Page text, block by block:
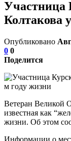
Участница
Колтакова
Опубликовано
0 0
Поделится
Ветеран Великой
известная как
жизни. Об этом
Информации о